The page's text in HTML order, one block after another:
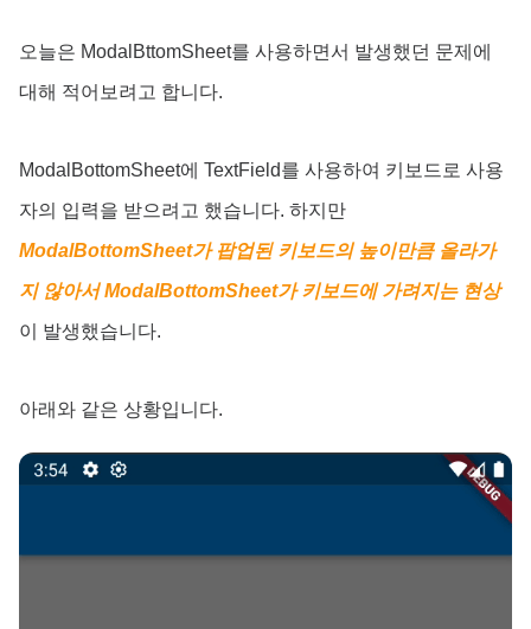
오늘은 ModalBttomSheet를 사용하면서 발생했던 문제에
대해 적어보려고 합니다.
ModalBottomSheet에 TextField를 사용하여 키보드로 사용
자의 입력을 받으려고 했습니다. 하지만
ModalBottomSheet가 팝업된 키보드의 높이만큼 올라가
지 않아서 ModalBottomSheet가 키보드에 가려지는 현상
이 발생했습니다.
아래와 같은 상황입니다.